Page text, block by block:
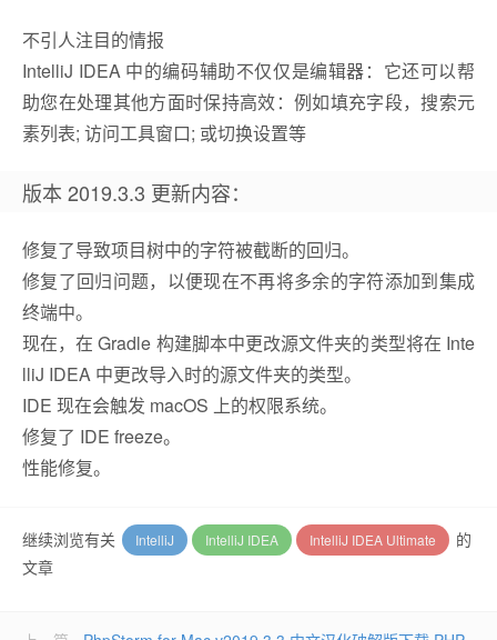
不引人注目的情报
IntelliJ IDEA 中的编码辅助不仅仅是编辑器：它还可以帮
助您在处理其他方面时保持高效：例如填充字段，搜索元
素列表; 访问工具窗口; 或切换设置等
版本 2019.3.3 更新内容：
修复了导致项目树中的字符被截断的回归。
修复了回归问题，以便现在不再将多余的字符添加到集成
终端中。
现在，在 Gradle 构建脚本中更改源文件夹的类型将在 Inte
lliJ IDEA 中更改导入时的源文件夹的类型。
IDE 现在会触发 macOS 上的权限系统。
修复了 IDE freeze。
性能修复。
继续浏览有关 IntelliJ IntelliJ IDEA IntelliJ IDEA Ultimate
的
文章